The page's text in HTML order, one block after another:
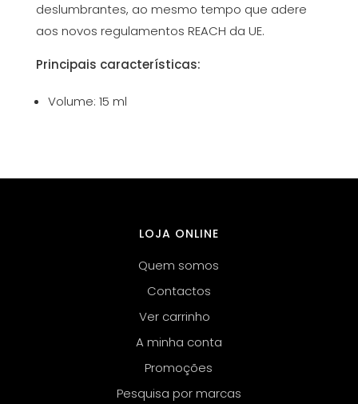
deslumbrantes, ao mesmo tempo que adere
aos novos regulamentos REACH da UE.
Principais características:
Volume: 15 ml
LOJA ONLINE
Quem somos
Contactos
Ver carrinho
A minha conta
Promoções
Pesquisa por marcas